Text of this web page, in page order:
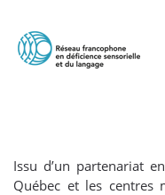
Issu d’un partenariat
Québec et les centres